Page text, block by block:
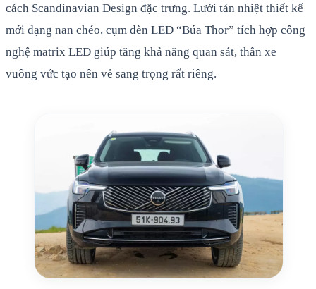
cách Scandinavian Design đặc trưng. Lưới tản nhiệt thiết kế
mới dạng nan chéo, cụm đèn LED “Búa Thor” tích hợp công
nghệ matrix LED giúp tăng khả năng quan sát, thân xe
vuông vức tạo nên vẻ sang trọng rất riêng.